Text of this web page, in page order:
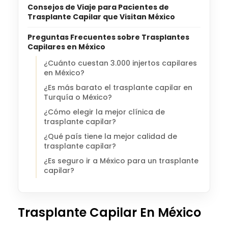
Consejos de Viaje para Pacientes de
Trasplante Capilar que Visitan México
Preguntas Frecuentes sobre Trasplantes
Capilares en México
¿Cuánto cuestan 3.000 injertos capilares
en México?
¿Es más barato el trasplante capilar en
Turquía o México?
¿Cómo elegir la mejor clínica de
trasplante capilar?
¿Qué país tiene la mejor calidad de
trasplante capilar?
¿Es seguro ir a México para un trasplante
capilar?
Trasplante Capilar En México